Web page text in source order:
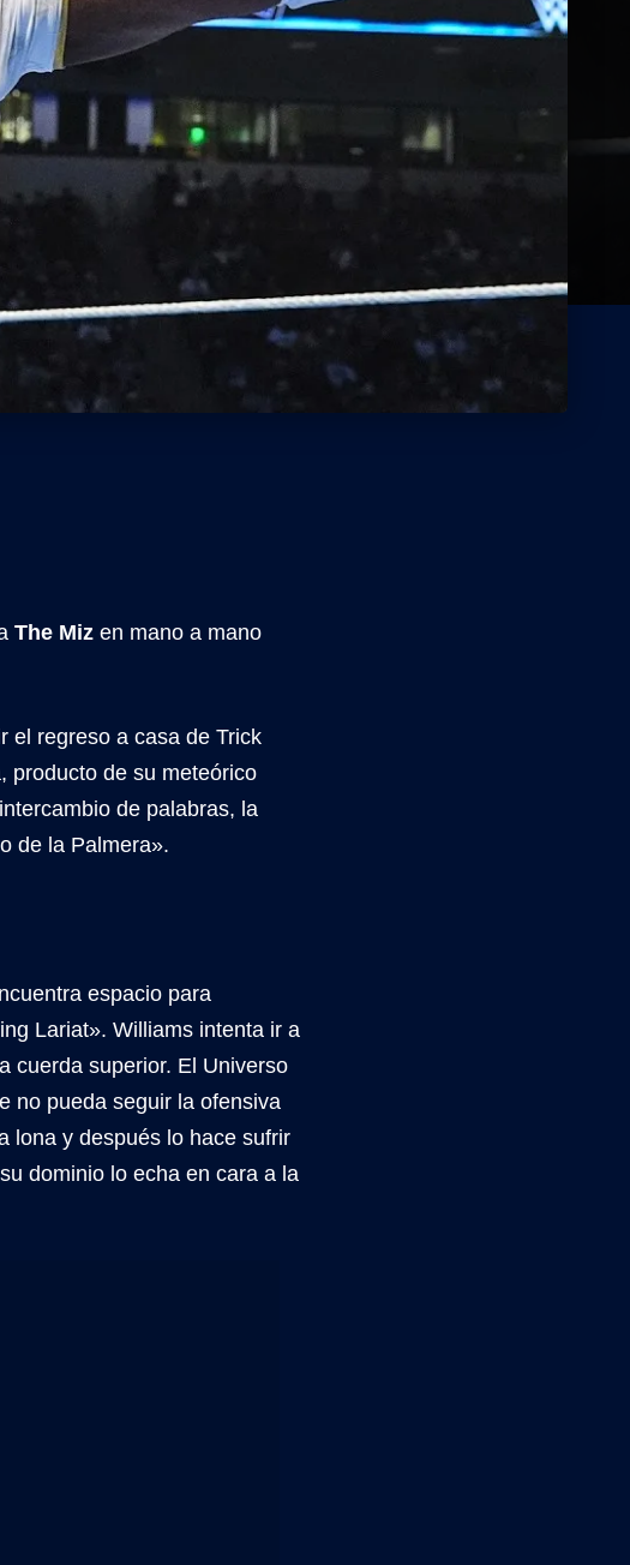
The Miz en mano a mano
el regreso a casa de Trick
producto de su meteórico
de palabras, la
de la Palmera».
espacio para
Lariat». Williams intenta ir a
cuerda superior. El Universo
no pueda seguir la ofensiva
lona y después lo hace sufrir
dominio lo echa en cara a la